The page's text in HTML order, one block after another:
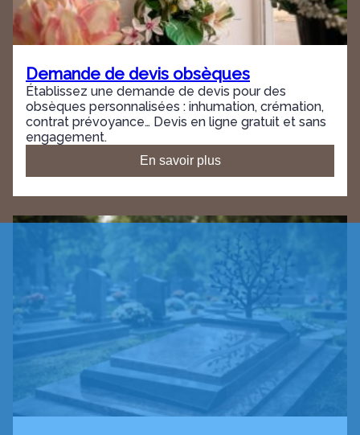
Demande de devis obsèques
Établissez une demande de devis pour des
obsèques personnalisées : inhumation, crémation,
contrat prévoyance… Devis en ligne gratuit et sans
engagement.
En savoir plus